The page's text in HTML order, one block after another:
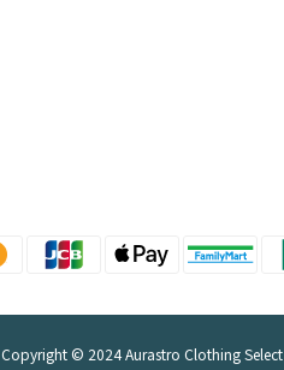
Copyright © 2024 Aurastro Clothing Select